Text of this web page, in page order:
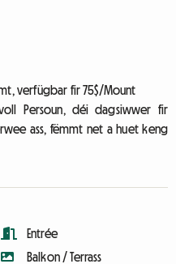
verfügbar fir 75$/Mount
Persoun, déi dagsiwwer fir
ass, fëmmt net a huet keng
Entrée
Balkon / Terrass